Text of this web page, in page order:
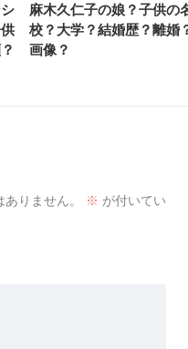
麻木久仁子の娘？子供の
校？大学？結婚歴？離婚
画像？
りません。 ※ が付いてい